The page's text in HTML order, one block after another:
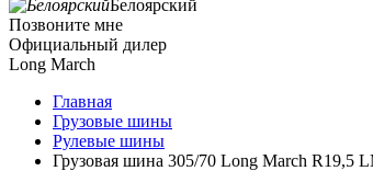
Белоярский
Позвоните мне
Официальный дилер
Long March
Главная
Грузовые шины
Рулевые шины
Грузовая шина 305/70 Long March R19,5